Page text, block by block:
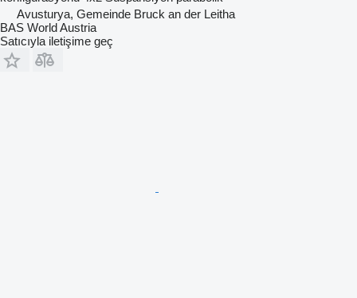
Avusturya, Gemeinde Bruck an der Leitha
BAS World Austria
Satıcıyla iletişime geç